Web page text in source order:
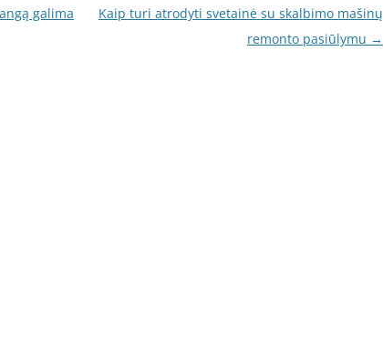
galima
Kaip turi atrodyti svetainė su skalbimo mašinų
remonto pasiūlymu →